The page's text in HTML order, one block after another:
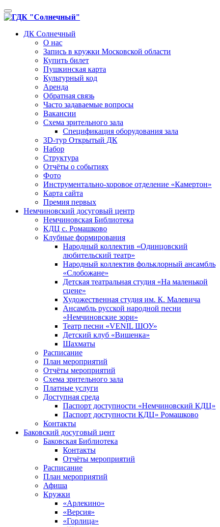
Toggle
navigation
ДК Солнечный
О нас
Запись в кружки Московской области
Купить билет
Пушкинская карта
Культурный код
Аренда
Обратная связь
Часто задаваемые вопросы
Вакансии
Схема зрительного зала
Спецификация оборудования зала
3D-тур Открытый ДК
Набор
Структура
Отчёты о событиях
Фото
Инструментально-хоровое отделение «Камертон»
Карта сайта
Премия первых
Немчиновский досуговый центр
Немчиновская Библиотека
КДЦ с. Ромашково
Клубные формирования
Народный коллектив «Одинцовский
любительский театр»
Народный коллектив фольклорный ансамбль
«Слобожане»
Детская театральная студия «На маленькой
сцене»
Художественная студия им. К. Малевича
Ансамбль русской народной песни
«Немчиновские зори»
Театр песни «VENIL ШОУ»
Детский клуб «Вишенка»
Шахматы
Расписание
План мероприятий
Отчёты мероприятий
Схема зрительного зала
Платные услуги
Доступная среда
Паспорт доступности «Немчиновский КДЦ»
Паспорт доступности КДЦ» Ромашково
Контакты
Баковский досуговый цент
Баковская Библиотека
Контакты
Отчёты мероприятий
Расписание
План мероприятий
Афиша
Кружки
«Арлекино»
«Версия»
«Горлица»